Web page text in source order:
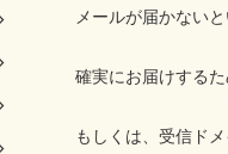
メールが届かない
確実にお届けする
もしくは、受信ド